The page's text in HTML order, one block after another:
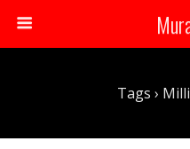
Tags ›